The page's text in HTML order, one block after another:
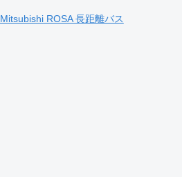
Mitsubishi ROSA 長距離バス